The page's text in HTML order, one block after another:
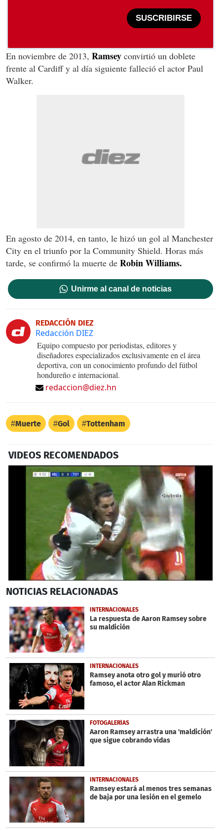
SUSCRIBIRSE
En noviembre de 2013, Ramsey convirtió un doblete
frente al Cardiff y al día siguiente falleció el actor Paul
Walker.
En agosto de 2014, en tanto, le hizó un gol al Manchester
City en el triunfo por la Community Shield. Horas más
tarde, se confirmó la muerte de Robin Williams.
Unirme al canal de noticias
REDACCIÓN DIEZ
Redacción DIEZ
Equipo compuesto por periodistas, editores y
diseñadores especializados exclusivamente en el área
deportiva, con un conocimiento profundo del fútbol
hondureño e internacional.
redaccion@diez.hn
Muerte Gol Tottenham
VIDEOS RECOMENDADOS
seconds
1
minute,
40
seconds
NOTICIAS RELACIONADAS
INTERNACIONALES
La respuesta de Aaron Ramsey sobre
su maldición
INTERNACIONALES
Ramsey anota otro gol y murió otro
famoso, el actor Alan Rickman
FOTOGALERÍAS
Aaron Ramsey arrastra una 'maldición'
que sigue cobrando vidas
INTERNACIONALES
Ramsey estará al menos tres semanas
de baja por una lesión en el gemelo